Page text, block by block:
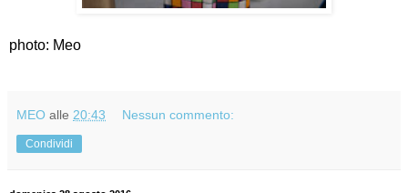
photo: Meo
MEO alle 20:43 Nessun commento:
Condividi